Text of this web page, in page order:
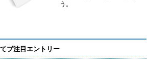
う。
ブ注目エントリー